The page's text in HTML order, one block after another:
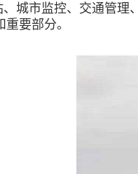
城市监控、交通管理
要部分。